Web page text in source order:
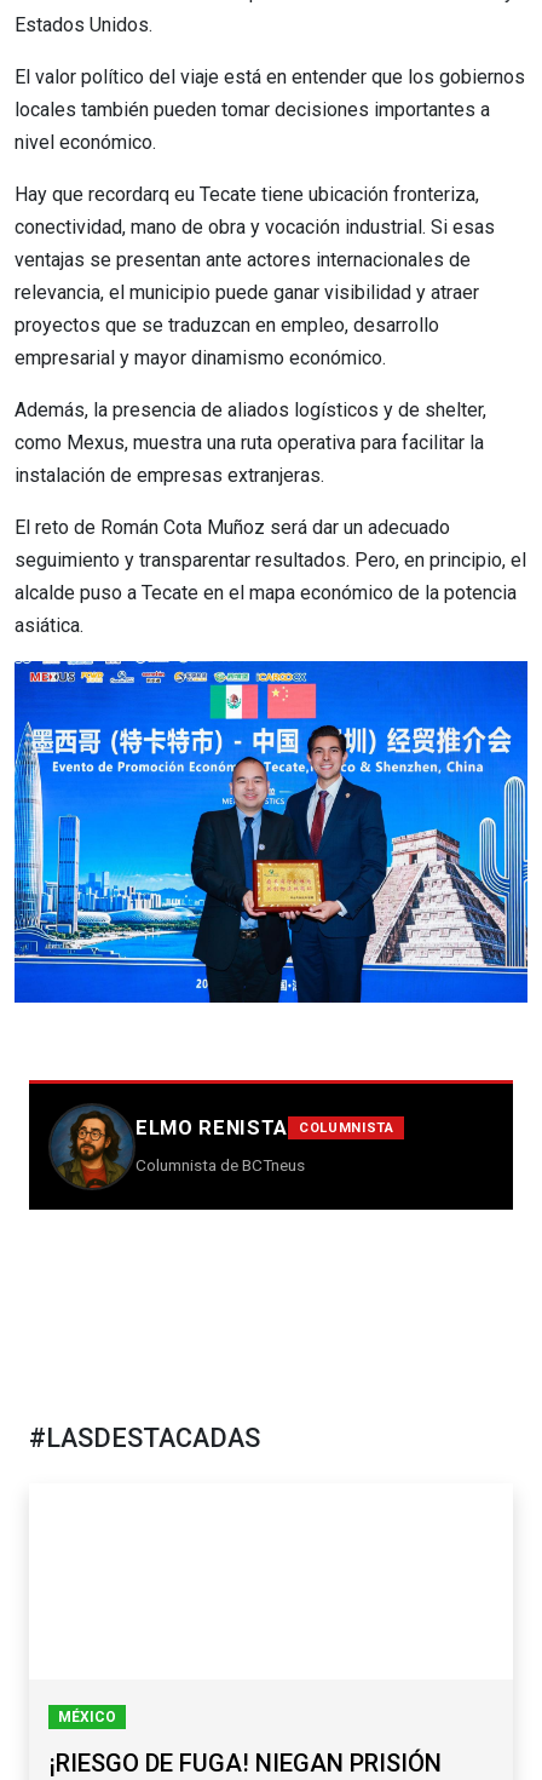
Estados Unidos.
El valor político del viaje está en entender que los gobiernos
locales también pueden tomar decisiones importantes a
nivel económico.
Hay que recordarq eu Tecate tiene ubicación fronteriza,
conectividad, mano de obra y vocación industrial. Si esas
ventajas se presentan ante actores internacionales de
relevancia, el municipio puede ganar visibilidad y atraer
proyectos que se traduzcan en empleo, desarrollo
empresarial y mayor dinamismo económico.
Además, la presencia de aliados logísticos y de shelter,
como Mexus, muestra una ruta operativa para facilitar la
instalación de empresas extranjeras.
El reto de Román Cota Muñoz será dar un adecuado
seguimiento y transparentar resultados. Pero, en principio, el
alcalde puso a Tecate en el mapa económico de la potencia
asiática.
ELMO RENISTA COLUMNISTA
Columnista de BCTneus
#LASDESTACADAS
MÉXICO
¡RIESGO DE FUGA! NIEGAN PRISIÓN